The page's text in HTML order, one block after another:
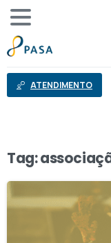
conteúdo
ATENDIMENTO
Tag: